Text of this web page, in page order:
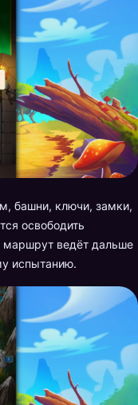
башни, ключи, замки,
освободить
маршрут ведёт дальше
испытанию.